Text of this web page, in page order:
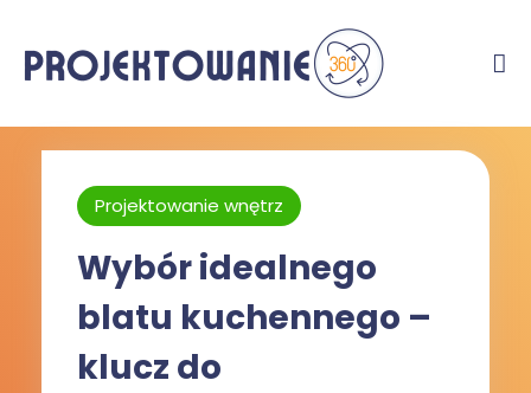
Projektowanie wnętrz
Wybór idealnego
blatu kuchennego –
klucz do